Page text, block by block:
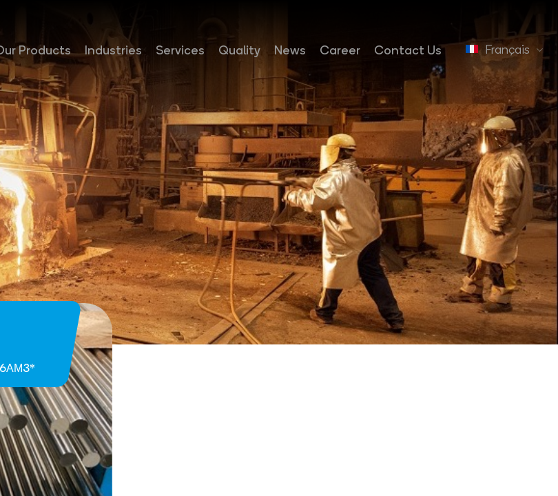
Products Industries Services Quality News Career Contact Us Français